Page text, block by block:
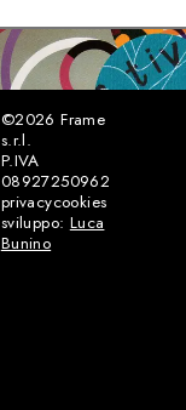
©2026Frame
s.r.l.
P.IVA
08927250962
privacycookies
sviluppo: Luca
Bunino